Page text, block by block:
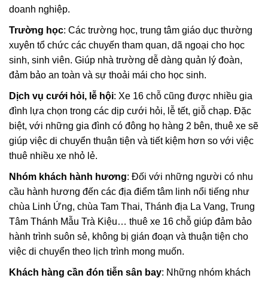
doanh nghiệp.
Trường học: Các trường học, trung tâm giáo dục thường
xuyên tổ chức các chuyến tham quan, dã ngoại cho học
sinh, sinh viên. Giúp nhà trường dễ dàng quản lý đoàn,
đảm bảo an toàn và sự thoải mái cho học sinh.
Dịch vụ cưới hỏi, lễ hội: Xe 16 chỗ cũng được nhiều gia
đình lựa chọn trong các dịp cưới hỏi, lễ tết, giỗ chạp. Đặc
biệt, với những gia đình có đông họ hàng 2 bên, thuê xe sẽ
giúp việc di chuyển thuận tiện và tiết kiệm hơn so với việc
thuê nhiều xe nhỏ lẻ.
Nhóm khách hành hương: Đối với những người có nhu
cầu hành hương đến các địa điểm tâm linh nổi tiếng như
chùa Linh Ứng, chùa Tam Thai, Thánh địa La Vang, Trung
Tâm Thánh Mẫu Trà Kiệu… thuê xe 16 chỗ giúp đảm bảo
hành trình suôn sẻ, không bị gián đoạn và thuận tiện cho
việc di chuyển theo lịch trình mong muốn.
Khách hàng cần đón tiễn sân bay: Những nhóm khách